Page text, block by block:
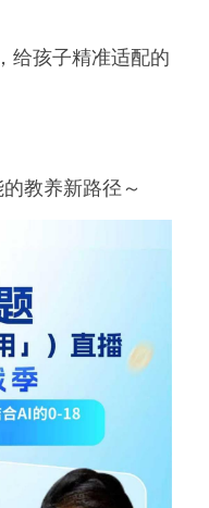
给孩子精准适配的
教养新路径～